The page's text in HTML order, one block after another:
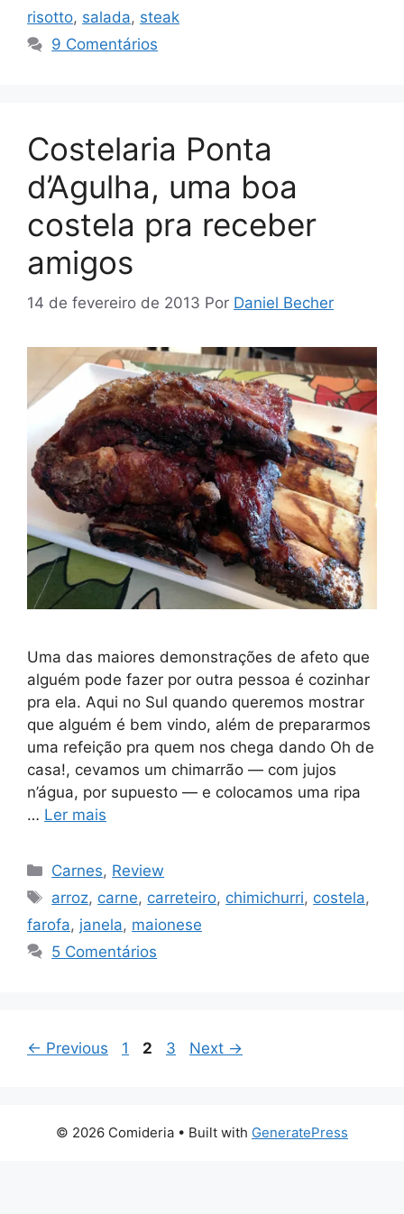
risotto, salada, steak
9 Comentários
Costelaria Ponta
d’Agulha, uma boa
costela pra receber
amigos
14 de fevereiro de 2013 Por Daniel Becher
Uma das maiores demonstrações de afeto que
alguém pode fazer por outra pessoa é cozinhar
pra ela. Aqui no Sul quando queremos mostrar
que alguém é bem vindo, além de prepararmos
uma refeição pra quem nos chega dando Oh de
casa!, cevamos um chimarrão — com jujos
n’água, por supuesto — e colocamos uma ripa
… Ler mais
Categorias
Carnes, Review
Tags
arroz, carne, carreteiro, chimichurri, costela,
farofa, janela, maionese
5 Comentários
← Previous Page
1 Page
2 Page
3 Next →
© 2026 Comideria • Built with GeneratePress